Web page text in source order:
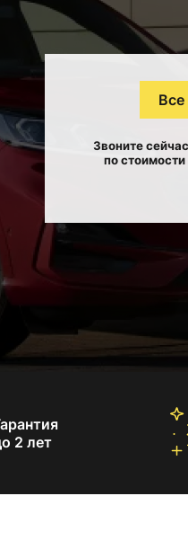
Звоните
по
2 лет